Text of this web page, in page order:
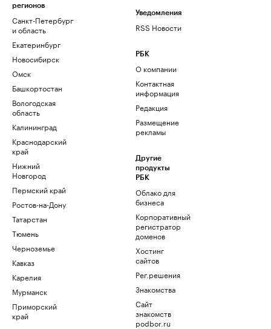
регионов
Санкт-Петербург
и область
Екатеринбург
Новосибирск
Омск
Башкортостан
Вологодская
область
Калининград
Краснодарский
край
Нижний
Новгород
Пермский край
Ростов-на-Дону
Татарстан
Тюмень
Черноземье
Кавказ
Карелия
Мурманск
Приморский
край
Уведомления
RSS Новости
РБК
О компании
Контактная
информация
Редакция
Размещение
рекламы
Другие
продукты
РБК
Облако для
бизнеса
Корпоративный
регистратор
доменов
Хостинг
сайтов
Рег.решения
Знакомства
Сайт
знакомств
podbor.ru